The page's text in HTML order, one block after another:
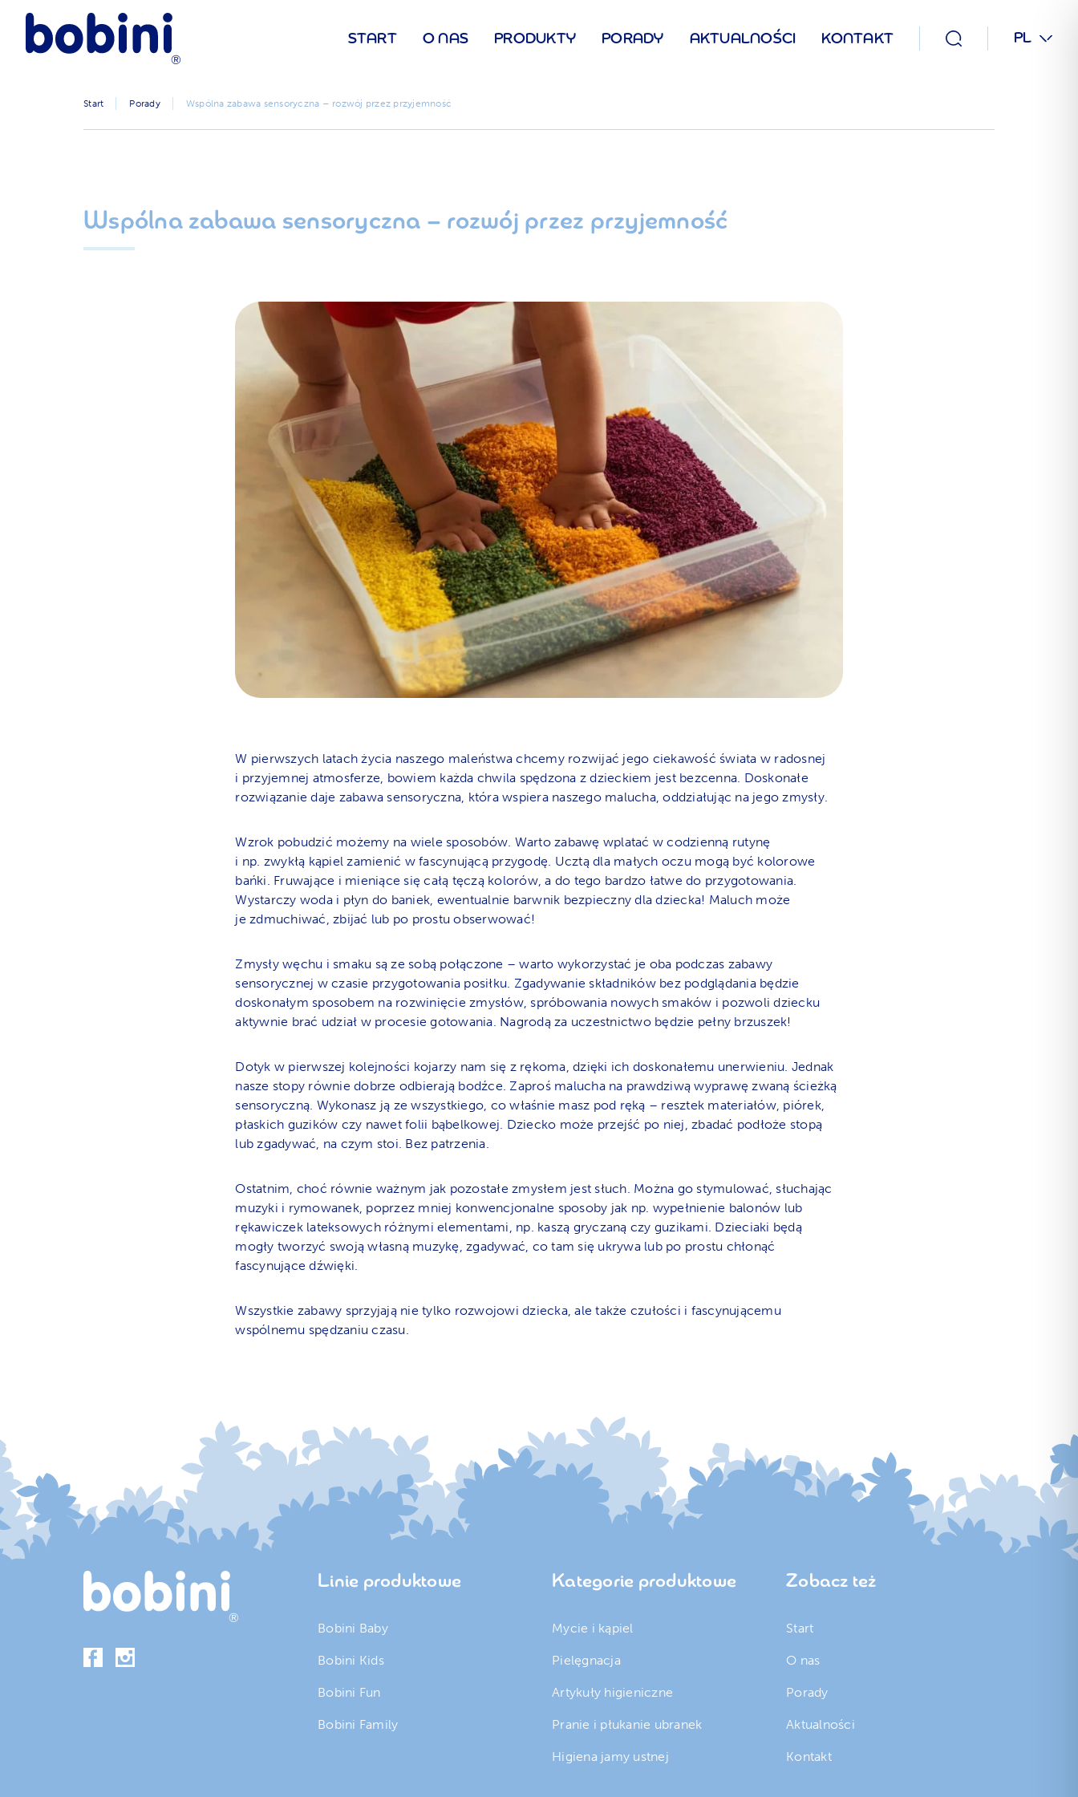
START O NAS PRODUKTY PORADY AKTUALNOŚCI KONTAKT PL
Start Porady Wspólna zabawa sensoryczna – rozwój przez przyjemność
Wspólna zabawa sensoryczna – rozwój przez przyjemność
W pierwszych latach życia naszego maleństwa chcemy rozwijać jego ciekawość świata w radosnej
i przyjemnej atmosferze, bowiem każda chwila spędzona z dzieckiem jest bezcenna. Doskonałe
rozwiązanie daje zabawa sensoryczna, która wspiera naszego malucha, oddziałując na jego zmysły.
Wzrok pobudzić możemy na wiele sposobów. Warto zabawę wplatać w codzienną rutynę
i np. zwykłą kąpiel zamienić w fascynującą przygodę. Ucztą dla małych oczu mogą być kolorowe
bańki. Fruwające i mieniące się całą tęczą kolorów, a do tego bardzo łatwe do przygotowania.
Wystarczy woda i płyn do baniek, ewentualnie barwnik bezpieczny dla dziecka! Maluch może
je zdmuchiwać, zbijać lub po prostu obserwować!
Zmysły węchu i smaku są ze sobą połączone – warto wykorzystać je oba podczas zabawy
sensorycznej w czasie przygotowania posiłku. Zgadywanie składników bez podglądania będzie
doskonałym sposobem na rozwinięcie zmysłów, spróbowania nowych smaków i pozwoli dziecku
aktywnie brać udział w procesie gotowania. Nagrodą za uczestnictwo będzie pełny brzuszek!
Dotyk w pierwszej kolejności kojarzy nam się z rękoma, dzięki ich doskonałemu unerwieniu. Jednak
nasze stopy równie dobrze odbierają bodźce. Zaproś malucha na prawdziwą wyprawę zwaną ścieżką
sensoryczną. Wykonasz ją ze wszystkiego, co właśnie masz pod ręką – resztek materiałów, piórek,
płaskich guzików czy nawet folii bąbelkowej. Dziecko może przejść po niej, zbadać podłoże stopą
lub zgadywać, na czym stoi. Bez patrzenia.
Ostatnim, choć równie ważnym jak pozostałe zmysłem jest słuch. Można go stymulować, słuchając
muzyki i rymowanek, poprzez mniej konwencjonalne sposoby jak np. wypełnienie balonów lub
rękawiczek lateksowych różnymi elementami, np. kaszą gryczaną czy guzikami. Dzieciaki będą
mogły tworzyć swoją własną muzykę, zgadywać, co tam się ukrywa lub po prostu chłonąć
fascynujące dźwięki.
Wszystkie zabawy sprzyjają nie tylko rozwojowi dziecka, ale także czułości i fascynującemu
wspólnemu spędzaniu czasu.
Linie produktowe
Bobini Baby
Bobini Kids
Bobini Fun
Bobini Family
Kategorie produktowe
Mycie i kąpiel
Pielęgnacja
Artykuły higieniczne
Pranie i płukanie ubranek
Higiena jamy ustnej
Zobacz też
Start
O nas
Porady
Aktualności
Kontakt